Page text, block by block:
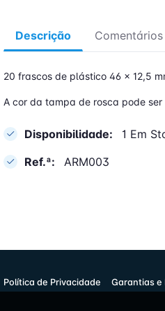
Descrição
20 frascos de plástico 46 x 12,5
A cor da tampa de rosca pode
Disponibilidade:
1 Em
Ref.ª:
ARM003
Política de Privacidade Garantias e